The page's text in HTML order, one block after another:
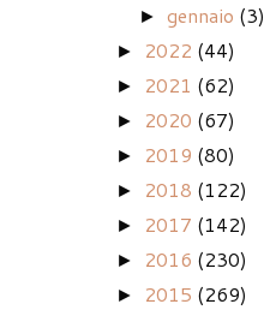
►gennaio (3)
► 2022 (44)
► 2021 (62)
► 2020 (67)
► 2019 (80)
► 2018 (122)
► 2017 (142)
► 2016 (230)
► 2015 (269)